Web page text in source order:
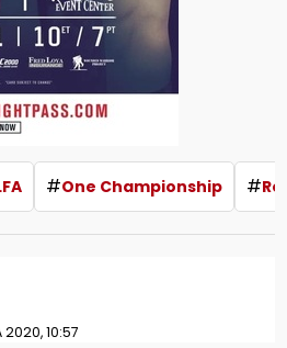
#One Championship #
2020, 10:57